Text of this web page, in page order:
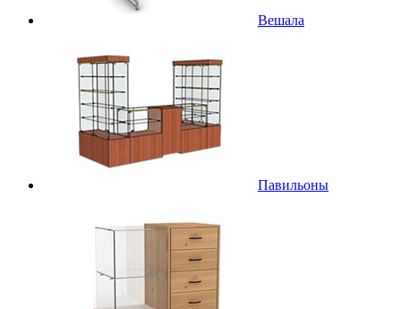
Вешала
Павильоны